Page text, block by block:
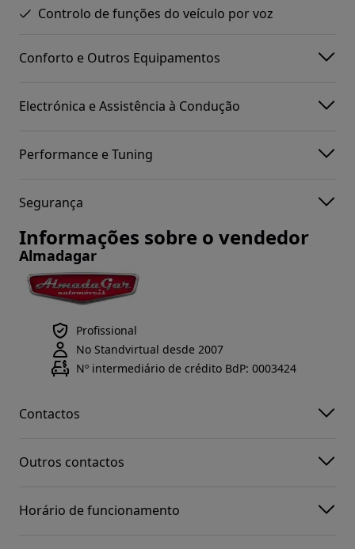
Controlo de funções do veículo por voz
Conforto e Outros Equipamentos
Electrónica e Assistência à Condução
Performance e Tuning
Segurança
Informações sobre o vendedor
Almadagar
Profissional
No Standvirtual desde 2007
Nº intermediário de crédito BdP: 0003424
Contactos
Outros contactos
Horário de funcionamento